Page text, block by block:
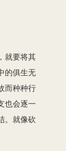
就要将其
的俱生无
而种种行
也会逐一
。就像砍